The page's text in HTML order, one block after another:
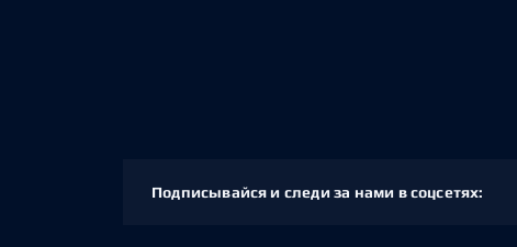
Подписывайся и следи за нами в соцсетях: